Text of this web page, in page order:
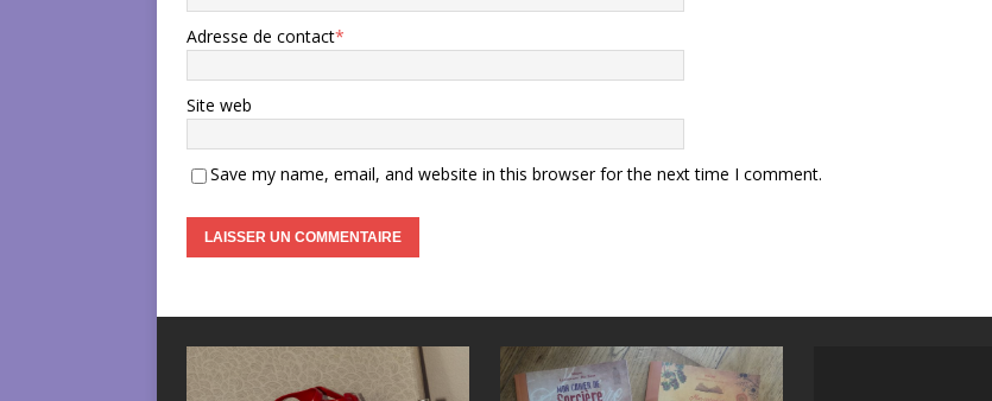
Adresse de contact*
Site web
Save my name, email, and website in this browser for the next time I comment.